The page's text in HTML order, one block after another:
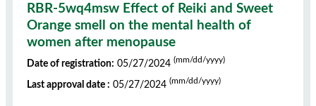
RBR-5wq4msw Effect of Reiki and Sweet
Orange smell on the mental health of
women after menopause
Date of registration: 05/27/2024 (mm/dd/yyyy)
Last approval date : 05/27/2024 (mm/dd/yyyy)